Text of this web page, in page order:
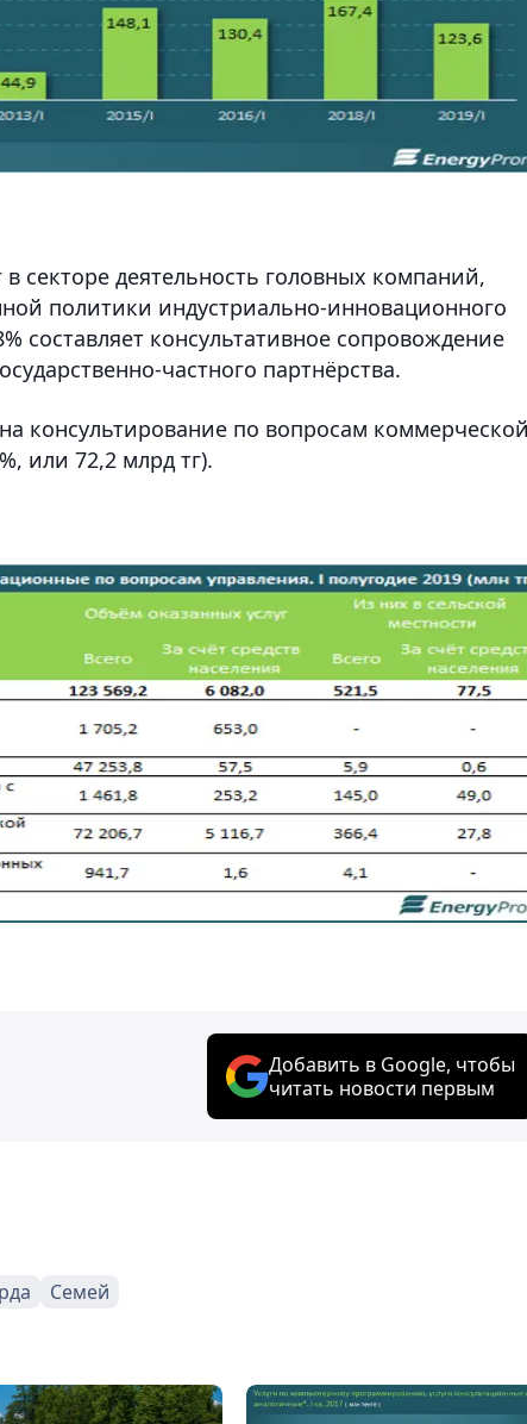
секторе деятельность головных компаний,
политики индустриально-инновационного
составляет консультативное сопровождение
частного партнёрства.
консультирование по вопросам
или 72,2 млрд тг).
Добавить в Google, чтобы
читать новости первым
Семей